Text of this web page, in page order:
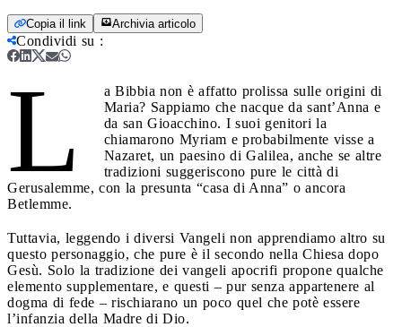
Copia il link Archivia articolo
Condividi su :
L
a Bibbia non è affatto prolissa sulle origini di
Maria? Sappiamo che nacque da sant’Anna e
da san Gioacchino. I suoi genitori la
chiamarono Myriam e probabilmente visse a
Nazaret, un paesino di Galilea, anche se altre
tradizioni suggeriscono pure le città di
Gerusalemme, con la presunta “casa di Anna” o ancora
Betlemme.
Tuttavia, leggendo i diversi Vangeli non apprendiamo altro su
questo personaggio, che pure è il secondo nella Chiesa dopo
Gesù. Solo la tradizione dei vangeli apocrifi propone qualche
elemento supplementare, e questi – pur senza appartenere al
dogma di fede – rischiarano un poco quel che potè essere
l’infanzia della Madre di Dio.